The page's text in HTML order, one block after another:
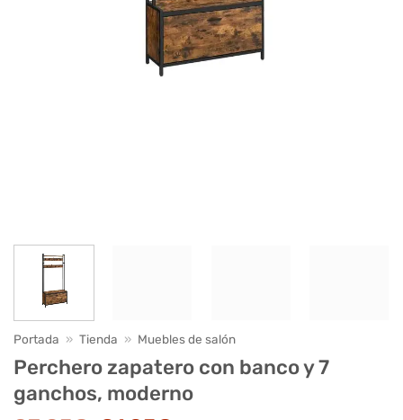
Portada » Tienda » Muebles de salón
Perchero zapatero con banco y 7
ganchos, moderno